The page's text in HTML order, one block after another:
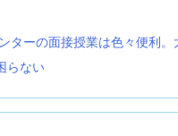
ターの面接授業は色々便利。
らない